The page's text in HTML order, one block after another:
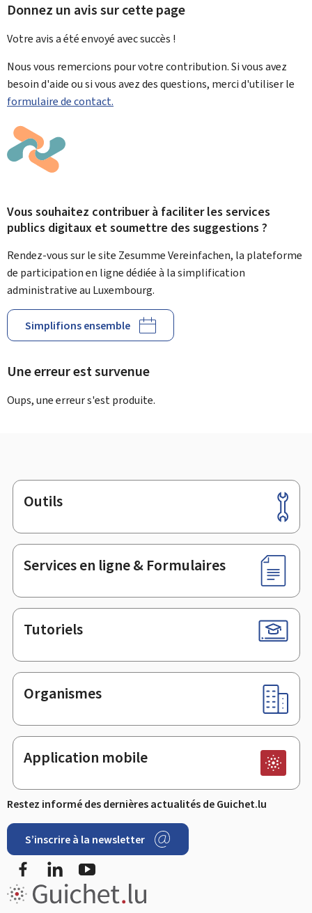
Donnez un avis sur cette page
Votre avis a été envoyé avecsuccès !
Nous vous remercions pour votre contribution. Si vous avez
besoin d'aide ou si vous avez des questions, merci d'utiliser le
formulaire de contact.
Vous souhaitez contribuer à faciliter les services
publics digitaux et soumettre des suggestions ?
Rendez-vous sur le site Zesumme Vereinfachen, la plateforme
de participation en ligne dédiée à la simplification
administrative au Luxembourg.
Simplifions ensemble
Une erreur est survenue
Oups, une erreur s'est produite.
Pied
de
page
Outils
Services en ligne & Formulaires
Tutoriels
Organismes
Application mobile
Restez informé des dernières actualités de Guichet.lu
S’inscrire à la newsletter
FacebookLinkedIn